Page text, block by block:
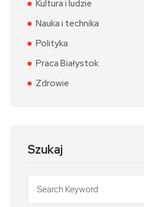
Kultura i ludzie
Nauka i technika
Polityka
Praca Białystok
Zdrowie
Szukaj